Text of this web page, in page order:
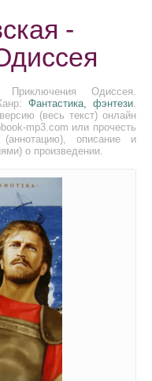
-
Одиссея.
Фантастика, фэнтези.
(весь текст) онлайн
mp3.com или прочесть
(аннотацию), описание и
о произведении.